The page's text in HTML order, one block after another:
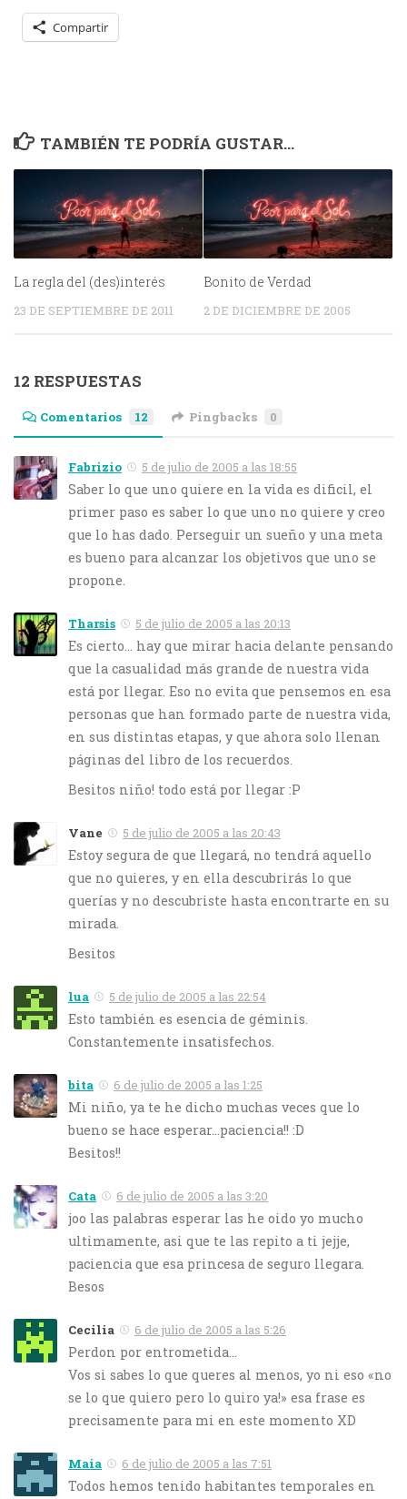
Compartir
TAMBIÉN TE PODRÍA GUSTAR...
La regla del (des)interés
23 DE SEPTIEMBRE DE 2011
Bonito de Verdad
2 DE DICIEMBRE DE 2005
12 RESPUESTAS
Comentarios 12 Pingbacks 0
Fabrizio 5 de julio de 2005 a las 18:55
Saber lo que uno quiere en la vida es dificil, el
primer paso es saber lo que uno no quiere y creo
que lo has dado. Perseguir un sueño y una meta
es bueno para alcanzar los objetivos que uno se
propone.
Tharsis 5 de julio de 2005 a las 20:13
Es cierto… hay que mirar hacia delante pensando
que la casualidad más grande de nuestra vida
está por llegar. Eso no evita que pensemos en esa
personas que han formado parte de nuestra vida,
en sus distintas etapas, y que ahora solo llenan
páginas del libro de los recuerdos.
Besitos niño! todo está por llegar :P
Vane 5 de julio de 2005 a las 20:43
Estoy segura de que llegará, no tendrá aquello
que no quieres, y en ella descubrirás lo que
querías y no descubriste hasta encontrarte en su
mirada.
Besitos
lua 5 de julio de 2005 a las 22:54
Esto también es esencia de géminis.
Constantemente insatisfechos.
bita 6 de julio de 2005 a las 1:25
Mi niño, ya te he dicho muchas veces que lo
bueno se hace esperar…paciencia!! :D
Besitos!!
Cata 6 de julio de 2005 a las 3:20
joo las palabras esperar las he oido yo mucho
ultimamente, asi que te las repito a ti jejje,
paciencia que esa princesa de seguro llegara.
Besos
Cecilia 6 de julio de 2005 a las 5:26
Perdon por entrometida…
Vos si sabes lo que queres al menos, yo ni eso «no
se lo que quiero pero lo quiro ya!» esa frase es
precisamente para mi en este momento XD
Maia 6 de julio de 2005 a las 7:51
Todos hemos tenido habitantes temporales en